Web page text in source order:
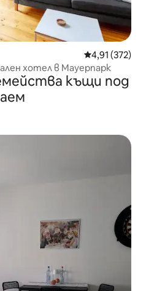
Средна
4,91 (372)
хотел в Мауерпарк
къщи под